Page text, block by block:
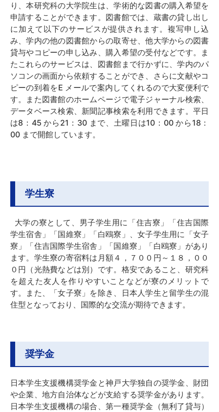
り、本研究科の大学院生は、学術的な図書の購入希望を
申請することができます。図書館では、蔵書の貸し出し
に加えて以下のサービスが提供されます。複写申し込
み、学内の他の図書館からの取寄せ、他大学からの図書
貸与やコピーの申し込み、購入希望の受付などです。ま
たこれらのサービスは、図書館まで行かずに、学内のパ
ソコンの画面から依頼することができ、さらに文献やコ
ピーの到着をE メールで案内してくれるので大変便利で
す。また図書館のホームページで電子ジャーナル検索、
データベース検索、新聞記事検索を利用できます。平日
は8：45 から21：30 まで、土曜日は10：00 から18：
00 まで開館しています。
学生寮
大学の寮として、男子学生用に「住吉寮」「住吉国際
学生宿舎」「国維寮」「白鴎寮」、女子学生用に「女子
寮」「住吉国際学生宿舎」「国維寮」「白鴎寮」があり
ます。学生寮の寄宿料は月額４，７００円～１８，００
０円（光熱費などは別）です。格安であること、研究科
を超えた友人を作りやすいことなどが寮のメリットで
す。また、「女子寮」を除き、日本人学生と留学生の混
住型となっており、国際的な交流が期待できます。
奨学金
日本学生支援機構奨学金と神戸大学独自の奨学金、財団
や企業、地方自治体などが支給する奨学金があります。
日本学生支援機構の場合、第一種奨学金（無利了貸与）